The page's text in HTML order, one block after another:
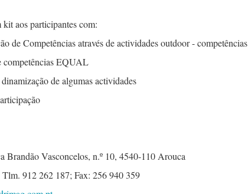
kit aos participantes com:
de Competências através de actividades outdoor - competências
competências EQUAL
de algumas actividades
Vasconcelos, n.º 10, 4540-110 Arouca
912 262 187; Fax: 256 940 359